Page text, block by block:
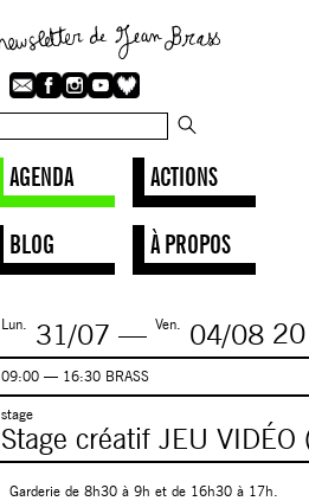
AGENDA ACTIONS
BLOG À PROPOS
Lun. 31/07 — Ven. 04/08
09:00 — 16:30 BRASS
stage
Stage créatif JEU
Garderie de 8h30 à 9h et de 16h30 à 17h.